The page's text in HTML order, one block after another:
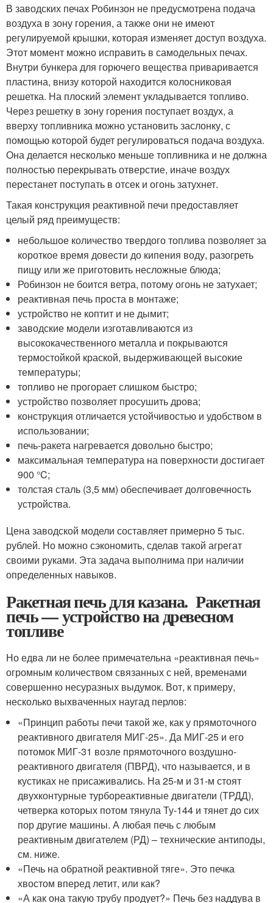
В заводских печах Робинзон не предусмотрена подача
воздуха в зону горения, а также они не имеют
регулируемой крышки, которая изменяет доступ воздуха.
Этот момент можно исправить в самодельных печах.
Внутри бункера для горючего вещества приваривается
пластина, внизу которой находится колосниковая
решетка. На плоский элемент укладывается топливо.
Через решетку в зону горения поступает воздух, а
вверху топливника можно установить заслонку, с
помощью которой будет регулироваться подача воздуха.
Она делается несколько меньше топливника и не должна
полностью перекрывать отверстие, иначе воздух
перестанет поступать в отсек и огонь затухнет.
Такая конструкция реактивной печи предоставляет
целый ряд преимуществ:
небольшое количество твердого топлива позволяет за
короткое время довести до кипения воду, разогреть
пищу или же приготовить несложные блюда;
Робинзон не боится ветра, потому огонь не затухает;
реактивная печь проста в монтаже;
устройство не коптит и не дымит;
заводские модели изготавливаются из
высококачественного металла и покрываются
термостойкой краской, выдерживающей высокие
температуры;
топливо не прогорает слишком быстро;
устройство позволяет просушить дрова;
конструкция отличается устойчивостью и удобством в
использовании;
печь-ракета нагревается довольно быстро;
максимальная температура на поверхности достигает
900 °C;
толстая сталь (3,5 мм) обеспечивает долговечность
устройства.
Цена заводской модели составляет примерно 5 тыс.
рублей. Но можно сэкономить, сделав такой агрегат
своими руками. Эта задача выполнима при наличии
определенных навыков.
Ракетная печь для казана. Ракетная
печь — устройство на древесном
топливе
Но едва ли не более примечательна «реактивная печь»
огромным количеством связанных с ней, временами
совершенно несуразных выдумок. Вот, к примеру,
несколько выхваченных наугад перлов:
«Принцип работы печи такой же, как у прямоточного
реактивного двигателя МИГ-25». Да МИГ-25 и его
потомок МИГ-31 возле прямоточного воздушно-
реактивного двигателя (ПВРД), что называется, и в
кустиках не присаживались. На 25-м и 31-м стоят
двухконтурные турбореактивные двигатели (ТРДД),
четверка которых потом тянула Ту-144 и тянет до сих
пор другие машины. А любая печь с любым
реактивным двигателем (РД) – технические антиподы,
см. ниже.
«Печь на обратной реактивной тяге». Это печка
хвостом вперед летит, или как?
«А как она такую трубу продует?» Печь без наддува в